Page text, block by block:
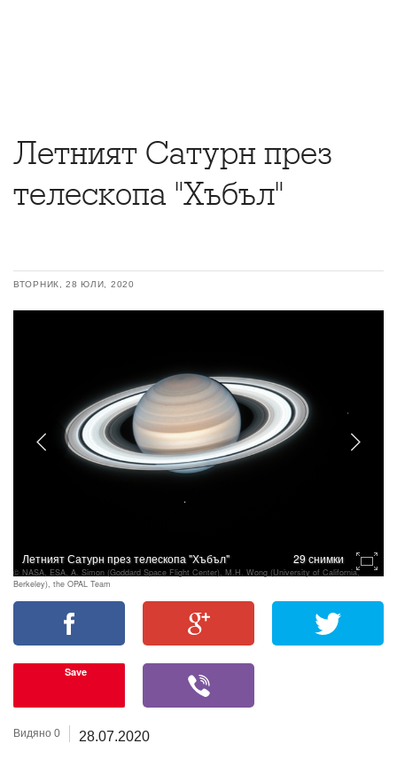
Летният Сатурн през
телескопа "Хъбъл"
ВТОРНИК, 28 ЮЛИ, 2020
Летният Сатурн през телескопа "Хъбъл" 29 снимки
© NASA, ESA, A. Simon (Goddard Space Flight Center), M.H. Wong (University of California,
Berkeley), the OPAL Team
Save
Видяно 0 28.07.2020